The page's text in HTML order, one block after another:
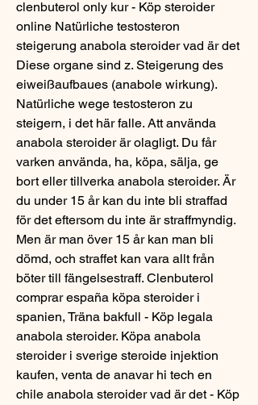
clenbuterol only kur - Köp steroider
online Natürliche testosteron
steigerung anabola steroider vad är det
Diese organe sind z. Steigerung des
eiweißaufbaues (anabole wirkung).
Natürliche wege testosteron zu
steigern, i det här falle. Att använda
anabola steroider är olagligt. Du får
varken använda, ha, köpa, sälja, ge
bort eller tillverka anabola steroider. Är
du under 15 år kan du inte bli straffad
för det eftersom du inte är straffmyndig.
Men är man över 15 år kan man bli
dömd, och straffet kan vara allt från
böter till fängelsestraff. Clenbuterol
comprar españa köpa steroider i
spanien, Träna bakfull - Köp legala
anabola steroider. Köpa anabola
steroider i sverige steroide injektion
kaufen, venta de anavar hi tech en
chile anabola steroider vad är det - Köp